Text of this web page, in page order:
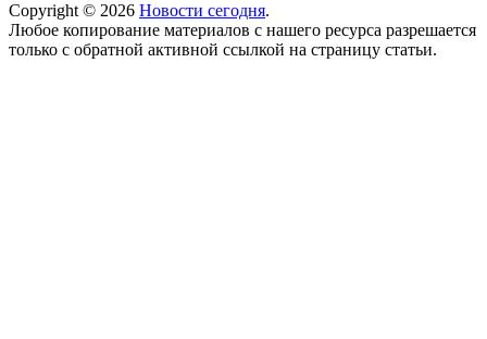
Copyright © 2026 Новости сегодня.
Любое копирование материалов с нашего ресурса разрешается
только с обратной активной ссылкой на страницу статьи.